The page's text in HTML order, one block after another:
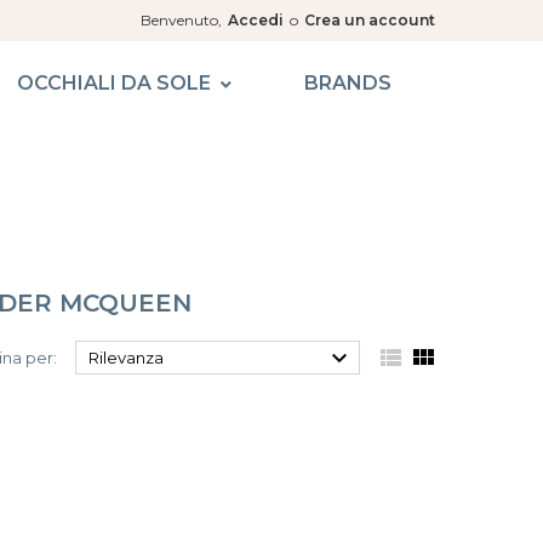
Benvenuto, Accedi o Crea un account
BRANDS
OCCHIALI DA SOLE
MCQUEEN
per: Rilevanza   